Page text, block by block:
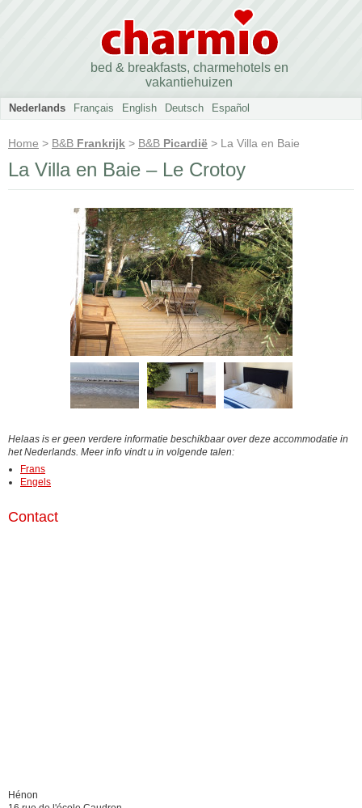
bed & breakfasts, charmehotels en
vakantiehuizen
Nederlands Français English Deutsch Español
Home > B&B Frankrijk > B&B Picardië > La Villa en Baie
La Villa en Baie – Le Crotoy
Helaas is er geen verdere informatie beschikbaar over deze accommodatie in
het Nederlands. Meer info vindt u in volgende talen:
Frans
Engels
Contact
Hénon